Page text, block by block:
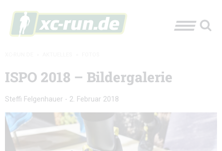
ISPO 2018 – Bildergalerie
Steffi Felgenhauer - 2. Februar 2018